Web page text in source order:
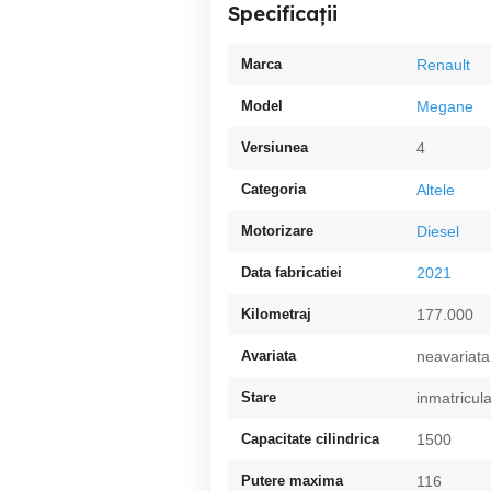
Specificații
Marca Renault
Model Megane
Versiunea 4
Categoria Altele
Motorizare Diesel
Data fabricatiei 2021
Kilometraj 177.000
Avariata neavariata
Stare
Capacitate cilindrica 1500
Putere maxima 116